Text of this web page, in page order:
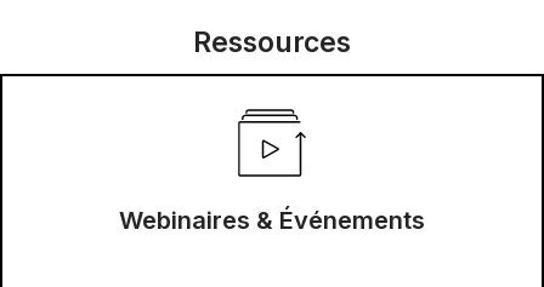
Ressources
Webinaires & Événements